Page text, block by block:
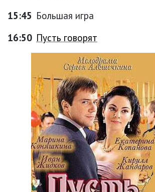
15:45 Большая игра
16:50 Пусть говорят